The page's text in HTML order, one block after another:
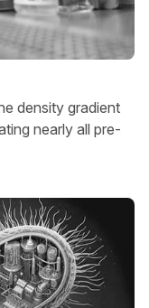
density gradient
nearly all pre-